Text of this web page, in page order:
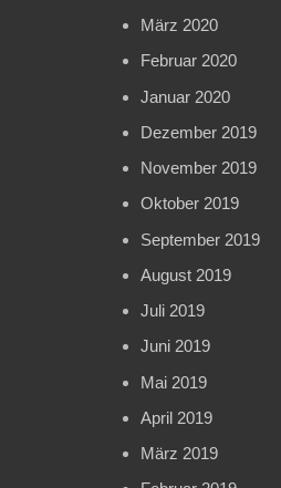
März 2020
Februar 2020
Januar 2020
Dezember 2019
November 2019
Oktober 2019
September 2019
August 2019
Juli 2019
Juni 2019
Mai 2019
April 2019
März 2019